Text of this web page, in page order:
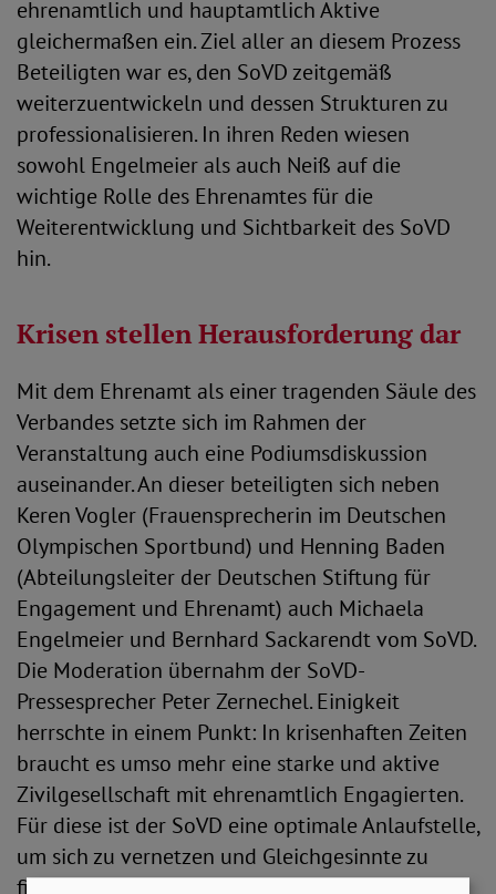
ehrenamtlich und hauptamtlich Aktive
gleichermaßen ein. Ziel aller an diesem Prozess
Beteiligten war es, den SoVD zeitgemäß
weiterzuentwickeln und dessen Strukturen zu
professionalisieren. In ihren Reden wiesen
sowohl Engelmeier als auch Neiß auf die
wichtige Rolle des Ehrenamtes für die
Weiterentwicklung und Sichtbarkeit des SoVD
hin.
Krisen stellen Herausforderung dar
Mit dem Ehrenamt als einer tragenden Säule des
Verbandes setzte sich im Rahmen der
Veranstaltung auch eine Podiumsdiskussion
auseinander. An dieser beteiligten sich neben
Keren Vogler (Frauensprecherin im Deutschen
Olympischen Sportbund) und Henning Baden
(Abteilungsleiter der Deutschen Stiftung für
Engagement und Ehrenamt) auch Michaela
Engelmeier und Bernhard Sackarendt vom SoVD.
Die Moderation übernahm der SoVD-
Pressesprecher Peter Zernechel. Einigkeit
herrschte in einem Punkt: In krisenhaften Zeiten
braucht es umso mehr eine starke und aktive
Zivilgesellschaft mit ehrenamtlich Engagierten.
Für diese ist der SoVD eine optimale Anlaufstelle,
um sich zu vernetzen und Gleichgesinnte zu
finden.